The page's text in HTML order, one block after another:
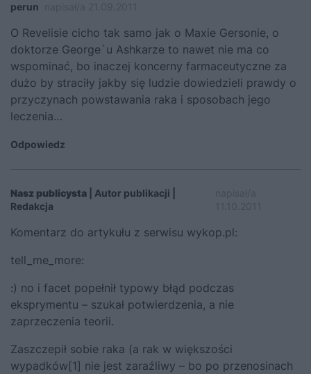
perun
O Revelisie cicho tak samo jak o Maxie Gersonie, o
doktorze George`u Ashkarze to nawet nie ma co
wspominać, bo inaczej koncerny farmaceutyczne za
dużo by straciły jakby się ludzie dowiedzieli prawdy o
przyczynach powstawania raka i sposobach jego
leczenia…
Odpowiedz
Nasz publicysta | Autor publikacji |
Redakcja
Komentarz do artykułu z serwisu wykop.pl:
tell_me_more:
:) no i facet popełnił typowy błąd podczas
eksprymentu – szukał potwierdzenia, a nie
zaprzeczenia teorii.
Zaszczepił sobie raka (a rak w większości
wypadków[1] nie jest zaraźliwy – bo po przenosinach